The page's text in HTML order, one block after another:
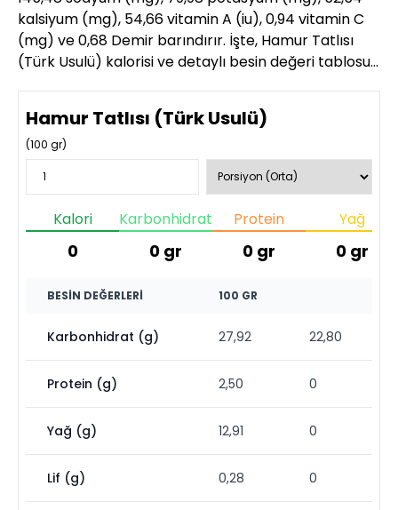
kalsiyum (mg), 54,66 vitamin A (iu), 0,94 vitamin C
(mg) ve 0,68 Demir barındırır. İşte, Hamur Tatlısı
(Türk Usulü) kalorisi ve detaylı besin değeri tablosu…
Hamur Tatlısı (Türk Usulü)
(100 gr)
Kalori
0
Karbonhidrat
0 gr
Protein
0 gr
Yağ
0 gr
BESIN DEĞERLERI 100 GR
Karbonhidrat (g) 27,92 22,80
Protein (g) 2,50 0
Yağ (g) 12,91 0
Lif (g) 0,28 0